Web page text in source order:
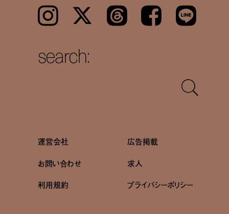
Instagram 𝕏 Threads Facebook LINE
search:
運営会社
広告掲載
お問い合わせ
求人
利用規約 プライバシーポリシー